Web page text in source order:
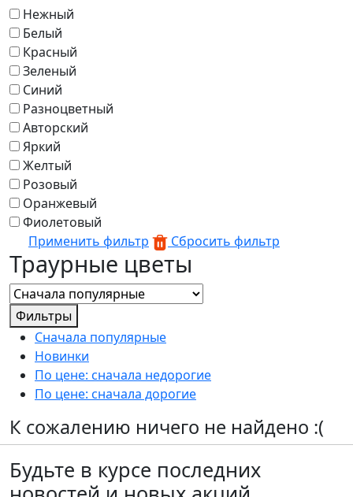
Нежный
Белый
Красный
Зеленый
Синий
Разноцветный
Авторский
Яркий
Желтый
Розовый
Оранжевый
Фиолетовый
Применить фильтр
Сбросить фильтр
Траурные цветы
Фильтры
Сначала популярные
Новинки
По цене: сначала недорогие
По цене: сначала дорогие
К сожалению ничего не найдено :(
Будьте в курсе последних